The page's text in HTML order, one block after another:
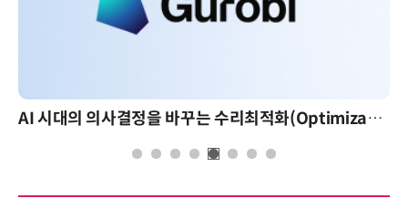
AI 시대의 의사결정을 바꾸는 수리최적화(Optimization): 실제 산업 적용 사례와 활용 전략